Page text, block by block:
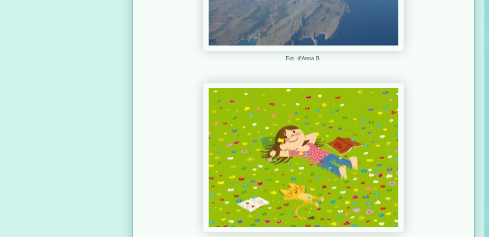
Fot. d'Anna B.